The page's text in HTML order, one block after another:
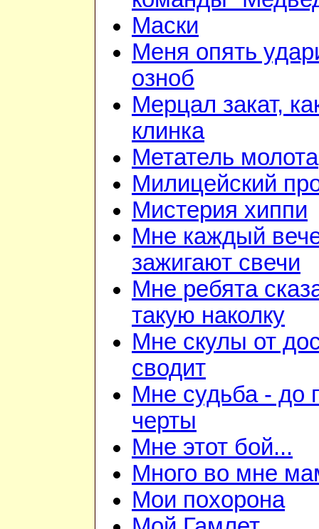
Маски
Меня опять
озноб
Мерцал закат,
клинка
Метатель молота
Милицейский
Мистерия хиппи
Мне каждый
зажигают свечи
Мне ребята
такую наколку
Мне скулы от
сводит
Мне судьба - до
черты
Мне этот бой...
Много во мне
Мои похорона